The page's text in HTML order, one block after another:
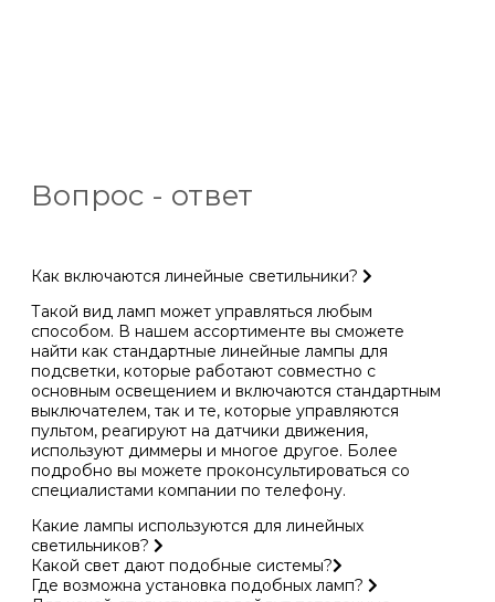
Вопрос - ответ
Как включаются линейные светильники?
Такой вид ламп может управляться любым
способом. В нашем ассортименте вы сможете
найти как стандартные линейные лампы для
подсветки, которые работают совместно с
основным освещением и включаются стандартным
выключателем, так и те, которые управляются
пультом, реагируют на датчики движения,
используют диммеры и многое другое. Более
подробно вы можете проконсультироваться со
специалистами компании по телефону.
Какие лампы используются для линейных
светильников?
Какой свет дают подобные системы?
Где возможна установка подобных ламп?